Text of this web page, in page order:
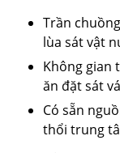
Trần
lùa sát vật
Không gian
ăn đặt sát
Có sẵn
thổi trung